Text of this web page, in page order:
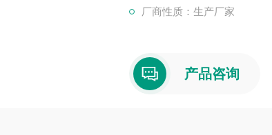
厂商性质：生产厂家
产品咨询